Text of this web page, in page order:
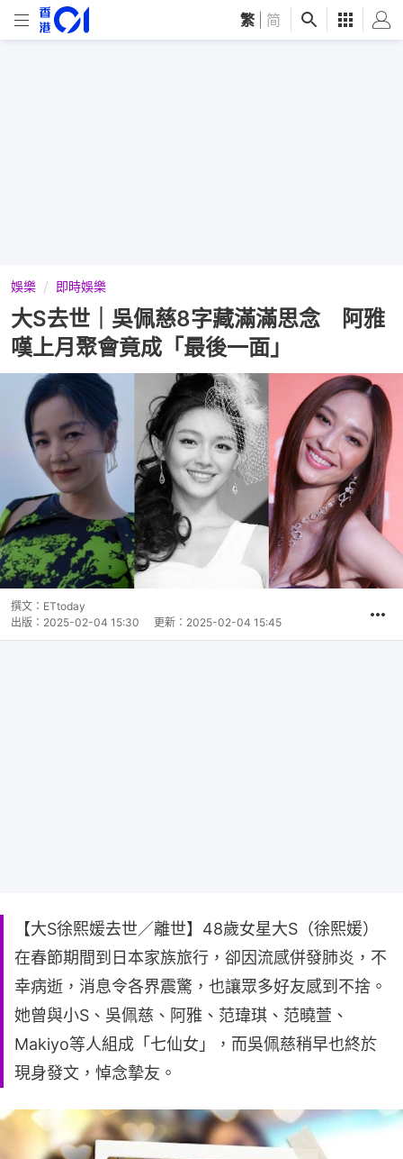
繁 简
娛樂 即時娛樂
大S去世｜吳佩慈8字藏滿滿思念 阿雅
嘆上月聚會竟成「最後一面」
撰文： ETtoday
出版： 2025-02-04 15:30 更新： 2025-02-04 15:45
【大S徐熙媛去世／離世】48歲女星大S（徐熙媛）
在春節期間到日本家族旅行，卻因流感併發肺炎，不
幸病逝，消息令各界震驚，也讓眾多好友感到不捨。
她曾與小S、吳佩慈、阿雅、范瑋琪、范曉萱、
Makiyo等人組成「七仙女」，而吳佩慈稍早也終於
現身發文，悼念摯友。